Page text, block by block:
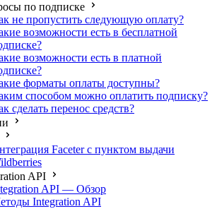
по подписке
не пропустить следующую оплату?
возможности есть в бесплатной
возможности есть в платной
форматы оплаты доступны?
способом можно оплатить подписку?
сделать перенос средств?
Faceter с пунктом выдачи
API
API — Обзор
Integration API